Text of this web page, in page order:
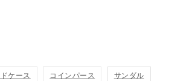
ケース コインパース サンダル